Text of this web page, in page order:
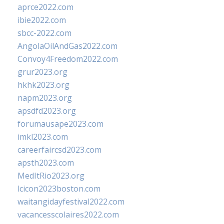
aprce2022.com
ibie2022.com
sbcc-2022.com
AngolaOilAndGas2022.com
Convoy4Freedom2022.com
grur2023.org
hkhk2023.org
napm2023.org
apsdfd2023.org
forumausape2023.com
imkl2023.com
careerfaircsd2023.com
apsth2023.com
MedItRio2023.org
lcicon2023boston.com
waitangidayfestival2022.com
vacancesscolaires2022.com